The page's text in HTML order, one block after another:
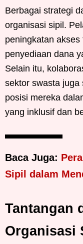
Berbagai strategi
organisasi sipil.
peningkatan
penyediaan dana
Selain itu,
sektor swasta juga
posisi mereka
yang inklusif dan
Baca Juga:
Sipil dalam
Tantangan
Organisasi